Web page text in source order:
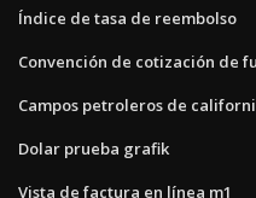
Índice de tasa de reembolso
Convención de cotización de
Campos petroleros de
Dolar prueba grafik
Vista de factura en línea m1